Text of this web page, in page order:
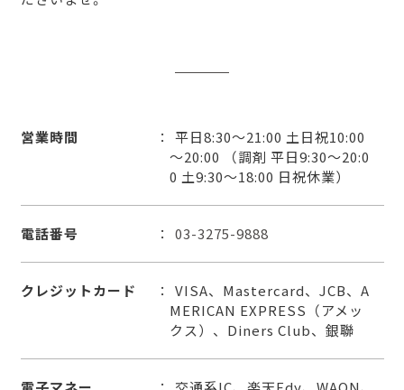
営業時間
平日8:30～21:00 土日祝10:00
～20:00 （調剤 平日9:30～20:0
0 土9:30～18:00 日祝休業）
電話番号 03-3275-9888
クレジットカード
VISA、Mastercard、JCB、A
MERICAN EXPRESS（アメッ
クス）、Diners Club、銀聯